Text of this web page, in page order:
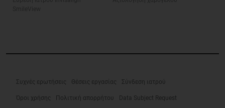
Συχνές ερωτήσεις Θέσεις εργασίας Σύνδεση ιατρού
Όροι χρήσης Πολιτική απορρήτου Data Subject Request